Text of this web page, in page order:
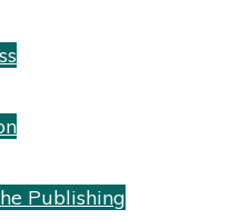
Publishing